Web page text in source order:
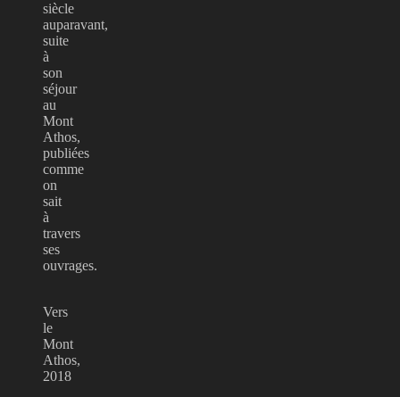
siècle
auparavant,
suite
à
son
séjour
au
Mont
Athos,
publiées
comme
on
sait
à
travers
ses
ouvrages.
Vers
le
Mont
Athos,
2018